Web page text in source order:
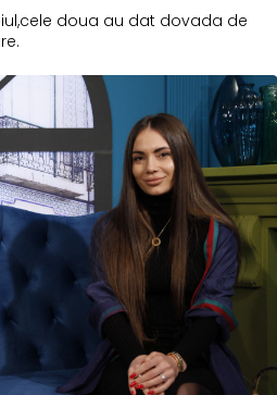
doua au dat dovada de